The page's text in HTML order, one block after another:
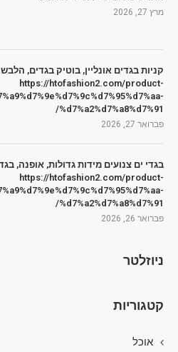
מרץ 27, 2026
קניות בגדים אונליין, בוטיק בגדים,
https://htofashion2.com/product-
%d7%a2%d7%a8%d7%91/
פברואר 27, 2026
בגדי ים צנועים מידות גדולות, אופנה,
https://htofashion2.com/product-
%d7%a2%d7%a8%d7%91/
פברואר 26, 2026
ניוזלטר
קטגוריות
אוכל